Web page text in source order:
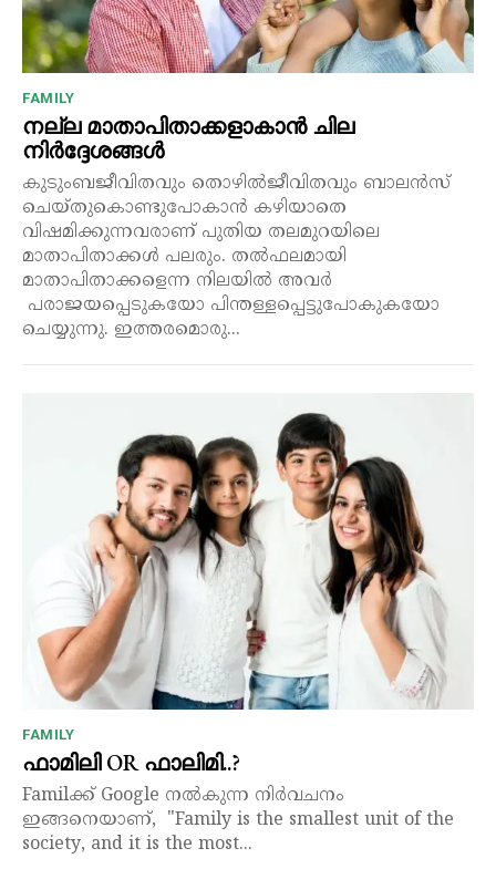
FAMILY
നല്ല മാതാപിതാക്കളാകാൻ ചില
നിർദ്ദേശങ്ങൾ
കുടുംബജീവിതവും തൊഴിൽജീവിതവും ബാലൻസ്
ചെയ്തുകൊണ്ടുപോകാൻ കഴിയാതെ
വിഷമിക്കുന്നവരാണ് പുതിയ തലമുറയിലെ
മാതാപിതാക്കൾ പലരും. തൽഫലമായി
മാതാപിതാക്കളെന്ന നിലയിൽ അവർ
പരാജയപ്പെടുകയോ പിന്തള്ളപ്പെട്ടുപോകുകയോ
ചെയ്യുന്നു. ഇത്തരമൊരു...
FAMILY
ഫാമിലി OR ഫാലിമി..?
Familക്ക് Google നൽകുന്ന നിർവചനം
ഇങ്ങനെയാണ്, "Family is the smallest unit of the
society, and it is the most...